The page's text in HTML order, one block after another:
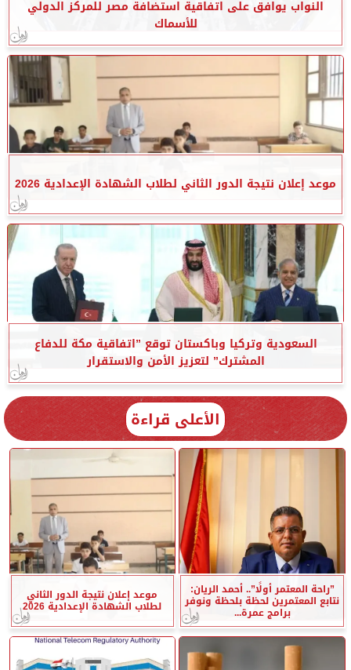
النواب يوافق على اتفاقية استضافة مصر للمركز الدولي
للأسماك
موعد إعلان نتيجة الدور الثاني لطلاب الشهادة الإعدادية 2026
السعودية وتركيا وباكستان توقع ”اتفاقية مكة للدفاع
المشترك” لتعزيز الأمن والاستقرار
الأعلى قراءة
”راحة المعتمر أولًا”.. أحمد الريان:
نتابع المعتمرين لحظة بلحظة ونوفر
برامج عمرة...
موعد إعلان نتيجة الدور الثاني
لطلاب الشهادة الإعدادية 2026